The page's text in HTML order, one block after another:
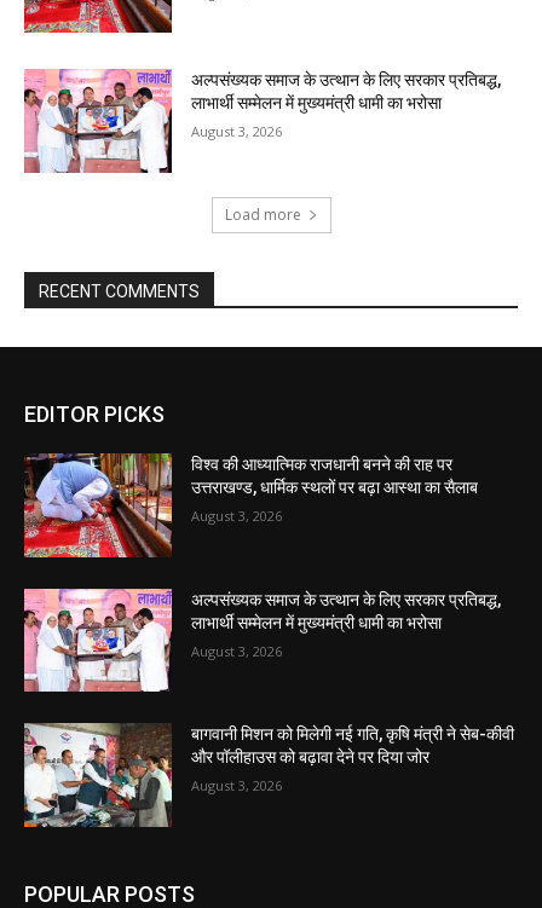
EDITOR PICKS
विश्व की आध्यात्मिक राजधानी बनने की राह पर
उत्तराखण्ड, धार्मिक स्थलों पर बढ़ा आस्था का सैलाब
August 3, 2026
अल्पसंख्यक समाज के उत्थान के लिए सरकार प्रतिबद्ध,
लाभार्थी सम्मेलन में मुख्यमंत्री धामी का भरोसा
August 3, 2026
बागवानी मिशन को मिलेगी नई गति, कृषि मंत्री ने सेब-कीवी
और पॉलीहाउस को बढ़ावा देने पर दिया जोर
August 3, 2026
POPULAR POSTS